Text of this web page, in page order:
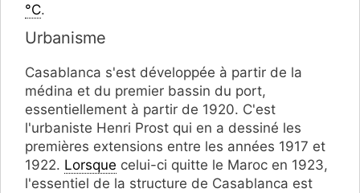
°C.
Urbanisme
Casablanca s'est développée à partir de la
médina et du premier bassin du port,
essentiellement à partir de 1920. C'est
l'urbaniste Henri Prost qui en a dessiné les
premières extensions entre les années 1917 et
1922. Lorsque celui-ci quitte le Maroc en 1923,
l'essentiel de la structure de Casablanca est